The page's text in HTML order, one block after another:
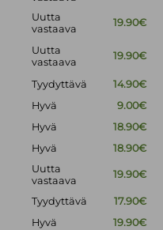
Uutta
vastaava
19.90€
Uutta
vastaava
19.90€
Tyydyttävä
14.90€
Hyvä
9.00€
Hyvä
18.90€
Hyvä 18.90€
Uutta
vastaava
19.90€
Tyydyttävä
17.90€
Hyvä 19.90€